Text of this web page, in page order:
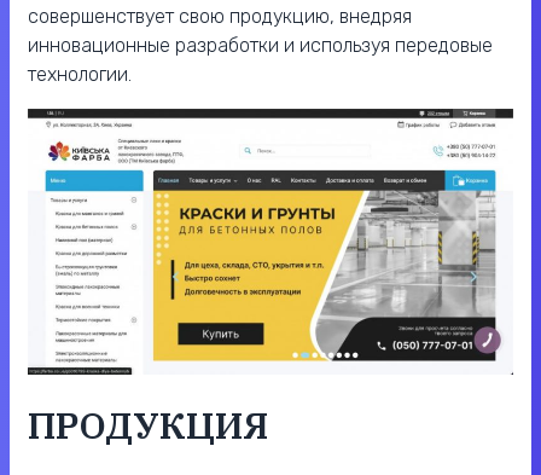
совершенствует свою продукцию, внедряя
инновационные разработки и используя передовые
технологии.
ПРОДУКЦИЯ